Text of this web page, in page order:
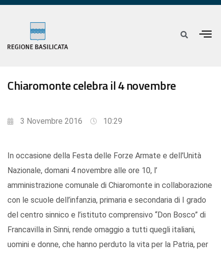
Chiaromonte celebra il 4 novembre
3 Novembre 2016 10:29
In occasione della Festa delle Forze Armate e dell’Unità
Nazionale, domani 4 novembre alle ore 10, l’
amministrazione comunale di Chiaromonte in collaborazione
con le scuole dell’infanzia, primaria e secondaria di I grado
del centro sinnico e l’istituto comprensivo “Don Bosco” di
Francavilla in Sinni, rende omaggio a tutti quegli italiani,
uomini e donne, che hanno perduto la vita per la Patria, per